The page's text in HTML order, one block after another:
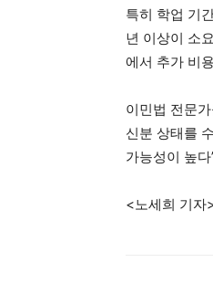
특히 학업 기
년 이상이 소
에서 추가 비
이민법 전문
신분 상태를
가능성이 높
<노세희 기자